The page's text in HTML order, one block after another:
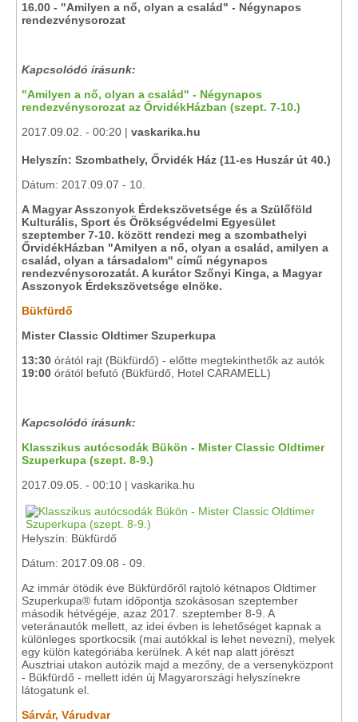
16.00 - "Amilyen a nő, olyan a család" - Négynapos
rendezvénysorozat
Kapcsolódó írásunk:
"Amilyen a nő, olyan a család" - Négynapos
rendezvénysorozat az ŐrvidékHázban (szept. 7-10.)
2017.09.02. - 00:20 | vaskarika.hu
Helyszín: Szombathely, Őrvidék Ház (11-es Huszár út 40.)
Dátum: 2017.09.07 - 10.
A Magyar Asszonyok Érdekszövetsége és a Szülőföld
Kulturális, Sport és Örökségvédelmi Egyesület
szeptember 7-10. között rendezi meg a szombathelyi
ŐrvidékHázban "Amilyen a nő, olyan a család, amilyen a
család, olyan a társadalom" című négynapos
rendezvénysorozatát. A kurátor Szőnyi Kinga, a Magyar
Asszonyok Érdekszövetsége elnöke.
Bükfürdő
Mister Classic Oldtimer Szuperkupa
13:30 órától rajt (Bükfürdő) - előtte megtekinthetők az autók
19:00 órától befutó (Bükfürdő, Hotel CARAMELL)
Kapcsolódó írásunk:
Klasszikus autócsodák Bükön - Mister Classic Oldtimer
Szuperkupa (szept. 8-9.)
2017.09.05. - 00:10 | vaskarika.hu
Helyszín: Bükfürdő
Dátum: 2017.09.08 - 09.
Az immár ötödik éve Bükfürdőről rajtoló kétnapos Oldtimer
Szuperkupa® futam időpontja szokásosan szeptember
második hétvégéje, azaz 2017. szeptember 8-9. A
veteránautók mellett, az idei évben is lehetőséget kapnak a
különleges sportkocsik (mai autókkal is lehet nevezni), melyek
egy külön kategóriába kerülnek. A két nap alatt jórészt
Ausztriai utakon autózik majd a mezőny, de a versenyközpont
- Bükfürdő - mellett idén új Magyarországi helyszínekre
látogatunk el.
Sárvár, Várudvar